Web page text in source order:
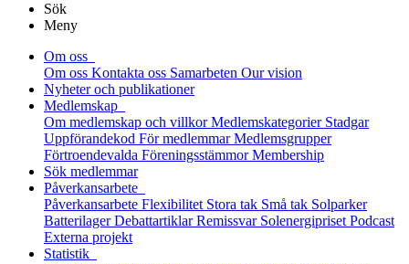
Sök
Meny
Om oss
Om oss Kontakta oss Samarbeten Our vision
Nyheter och publikationer
Medlemskap
Om medlemskap och villkor Medlemskategorier Stadgar
Uppförandekod För medlemmar Medlemsgrupper
Förtroendevalda Föreningsstämmor Membership
Sök medlemmar
Påverkansarbete
Påverkansarbete Flexibilitet Stora tak Små tak Solparker
Batterilager Debattartiklar Remissvar Solenergipriset Podcast
Externa projekt
Statistik